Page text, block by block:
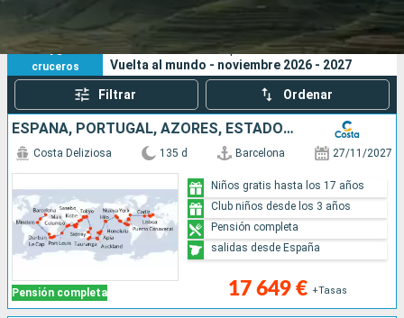
Puertos Compañías
Buscar
10
cruceros
Sus criterios de búsqueda:
Vuelta al mundo - noviembre 2026 - 2027
Filtrar Ordenar
ESPAÑA, PORTUGAL, AZORES, ESTADOS UNIDOS, FLORIDA (USA), PANAMA, MÉJICO, ESTADOS UNITOS, HAWÁI, FIJI, NUEVA ZELANDA, AUSTRALIA, JAPÓN, MALASIA, SUDÁFRICA
Pensión completa
Costa Deliziosa 135 d Barcelona 27/11/2027
17 649 € +Tasas
Niños gratis hasta los 17 años
Club niños desde los 3 años
Pensión completa
salidas desde España